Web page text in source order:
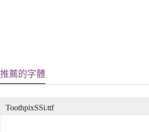
推薦的字體
ToothpixSSi.ttf